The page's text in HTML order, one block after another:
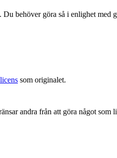
. Du behöver göra så i enlighet med
som originalet.
andra från att göra något som